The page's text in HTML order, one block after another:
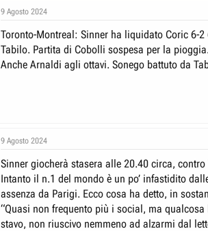
9 Agosto 2024
Toronto-Montreal: Sinner ha liquidato Coric 6-
Tabilo. Partita di Cobolli sospesa per la pioggia.
Anche Arnaldi agli ottavi. Sonego battuto da
9 Agosto 2024
Sinner giocherà stasera alle 20.40 circa, contro
Intanto il n.1 del mondo è un po’ infastidito
assenza da Parigi. Ecco cosa ha detto, in
“Quasi non frequento più i social, ma
stavo, non riuscivo nemmeno ad alzarmi dal